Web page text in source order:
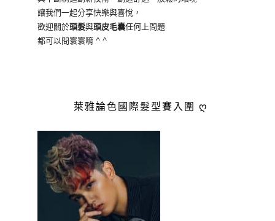
讓我們一起分享快樂與喜悅，
歡迎關於頭髮與頭皮毛囊任何上問題
都可以問寰寰唷 ^ ^
萊雅論色國際髮型賽入圍 ღ